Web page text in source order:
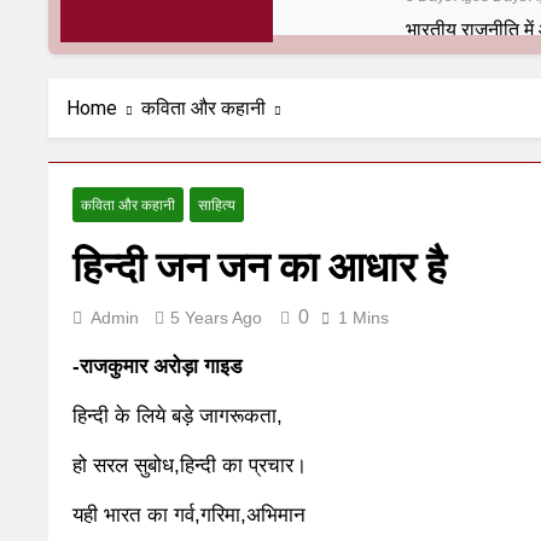
6 Months Ago6
पाकिस्तान और
Home कविता और कहानी
कविता और कहानी साहित्य
हिन्दी जन जन का आधार है
Admin 5 Years Ago 0 1 Mins
-राजकुमार अरोड़ा गाइड
हिन्दी के लिये बड़े जागरूकता,
हो सरल सुबोध,हिन्दी का प्रचार।
यही भारत का गर्व,गरिमा,अभिमान